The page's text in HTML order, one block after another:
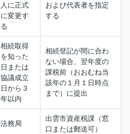
人に正式
に変更す
る
および代表者を指定
する
相続取得
を知った
日または
協議成立
日から３
年以内
相続登記が間に合わ
ない場合、翌年度の
課税前（おおむね当
該年の１月１日時点
まで）に提出
法務局
出雲市資産税課（窓
口または郵送可）